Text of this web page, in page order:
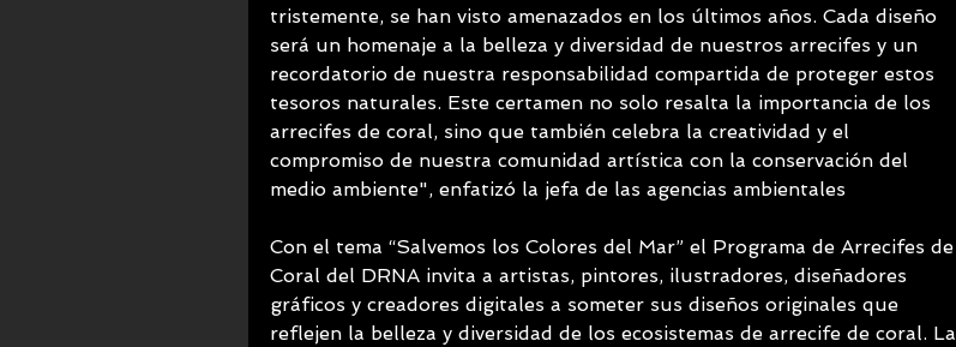
tristemente, se han visto amenazados en los últimos años. Cada diseño
será un homenaje a la belleza y diversidad de nuestros arrecifes y un
recordatorio de nuestra responsabilidad compartida de proteger estos
tesoros naturales. Este certamen no solo resalta la importancia de los
arrecifes de coral, sino que también celebra la creatividad y el
compromiso de nuestra comunidad artística con la conservación del
medio ambiente", enfatizó la jefa de las agencias ambientales
Con el tema “Salvemos los Colores del Mar” el Programa de Arrecifes de
Coral del DRNA invita a artistas, pintores, ilustradores, diseñadores
gráficos y creadores digitales a someter sus diseños originales que
reflejen la belleza y diversidad de los ecosistemas de arrecife de coral. La